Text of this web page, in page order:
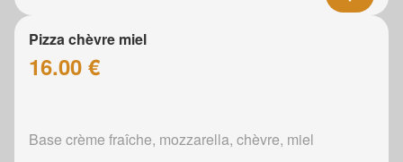
Pizza chèvre miel
16.00 €
Base crème fraîche, mozzarella, chèvre, miel